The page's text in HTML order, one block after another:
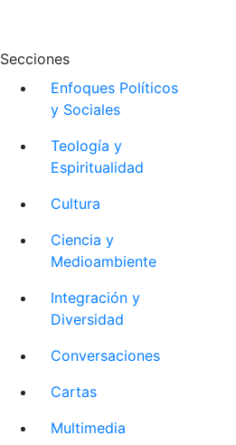
Secciones
Enfoques Políticos
y Sociales
Teología y
Espiritualidad
Cultura
Ciencia y
Medioambiente
Integración y
Diversidad
Conversaciones
Cartas
Multimedia